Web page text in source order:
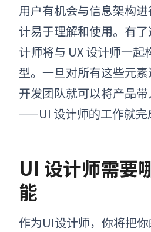
用户有机会与信息架构
计易于理解和使用。有
计师将与 UX 设计师一起
型。一旦对所有这些元素
开发团队就可以将产品
——UI 设计师的工作就完
UI 设计师需要
能
作为UI设计师， 你将把